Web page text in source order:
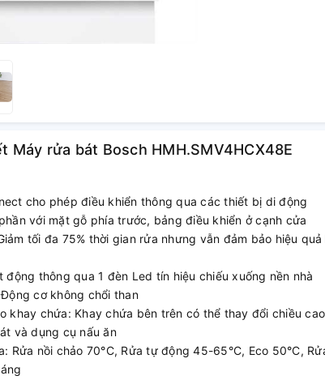
Máy rửa bát Bosch HMH.SMV4HCX48E
cho phép điều khiển thông qua các thiết bị di động
với mặt gỗ phía trước, bảng điều khiển ở cạnh cửa
tối đa 75% thời gian rửa nhưng vẫn đảm bảo hiệu quả
động thông qua 1 đèn Led tín hiệu chiếu xuống nền nhà
cơ không chổi than
khay chứa: Khay chứa bên trên có thể thay đổi chiều cao
và dụng cụ nấu ăn
Rửa nồi chảo 70°C, Rửa tự động 45-65°C, Eco 50°C,